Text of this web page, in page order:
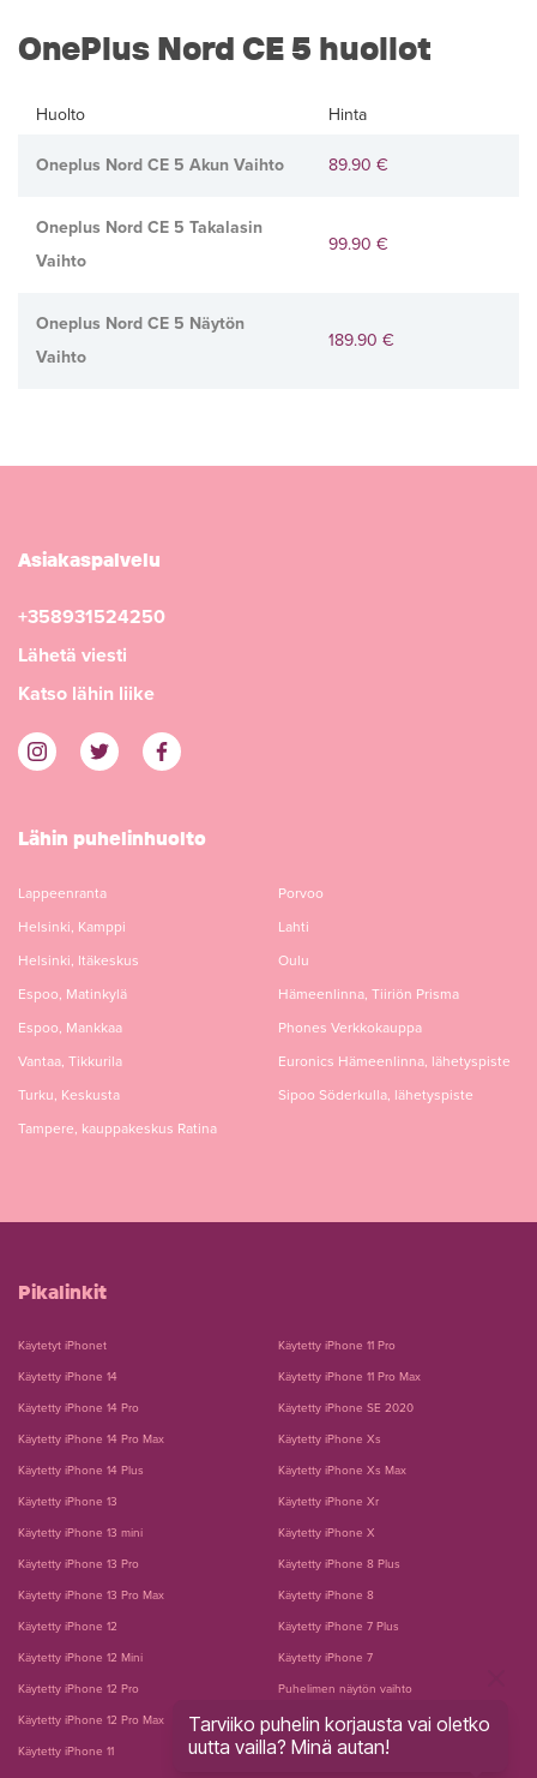
OnePlus Nord CE 5 huollot
Huolto Hinta
Oneplus Nord CE 5 Akun Vaihto 89.90 €
Oneplus Nord CE 5 Takalasin
Vaihto
99.90 €
Oneplus Nord CE 5 Näytön
Vaihto
189.90 €
Asiakaspalvelu
+358931524250
Lähetä viesti
Katso lähin liike
Lähin puhelinhuolto
Lappeenranta
Helsinki, Kamppi
Helsinki, Itäkeskus
Espoo, Matinkylä
Espoo, Mankkaa
Vantaa, Tikkurila
Turku, Keskusta
Tampere, kauppakeskus Ratina
Porvoo
Lahti
Oulu
Hämeenlinna, Tiiriön Prisma
Phones Verkkokauppa
Euronics Hämeenlinna, lähetyspiste
Sipoo Söderkulla, lähetyspiste
Pikalinkit
Käytetyt iPhonet
Käytetty iPhone 14
Käytetty iPhone 14 Pro
Käytetty iPhone 14 Pro Max
Käytetty iPhone 14 Plus
Käytetty iPhone 13
Käytetty iPhone 13 mini
Käytetty iPhone 13 Pro
Käytetty iPhone 13 Pro Max
Käytetty iPhone 12
Käytetty iPhone 12 Mini
Käytetty iPhone 12 Pro
Käytetty iPhone 12 Pro Max
Käytetty iPhone 11
Käytetty iPhone 11 Pro
Käytetty iPhone 11 Pro Max
Käytetty iPhone SE 2020
Käytetty iPhone Xs
Käytetty iPhone Xs Max
Käytetty iPhone Xr
Käytetty iPhone X
Käytetty iPhone 8 Plus
Käytetty iPhone 8
Käytetty iPhone 7 Plus
Käytetty iPhone 7
Puhelimen näytön vaihto
Puhelimen akun vaihto
Tarviiko puhelin korjausta vai oletko
uutta vailla? Minä autan!